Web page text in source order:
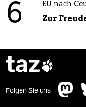
6 EU nach
Zur
taz
Folgen Sie uns